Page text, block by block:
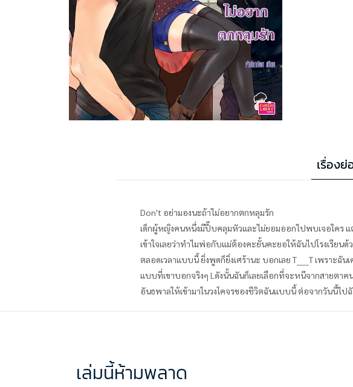
เรื่องย่
Don't อย่ามองนะถ้าไม่อยากตกหลุมรัก
เด็กผู้หญิงคนหนึ่งมีปี๊บคลุมหัวและไม่ยอมออกไปพบเจอใคร แ
เข้าใจเลยว่าทำไมพ่อกับแม่ต้องคะยั้นคะยอให้ฉันไปโรงเรีย
ตลอดเวลาแบบนี้ ยิ่งพูดก็ยิ่งเศร้านะ บอกเลย T____T เพราะ
แบบที่เขาบอกจริงๆ Lดังนั้นฉันก็เลยเลือกที่จะหนีจากสายตา
อันธพาลให้เข้ามาในวงโคจรของชีวิตฉันแบบนี้ ต่อจากวันนี้ไ
เล่มนี้ห้ามพลาด